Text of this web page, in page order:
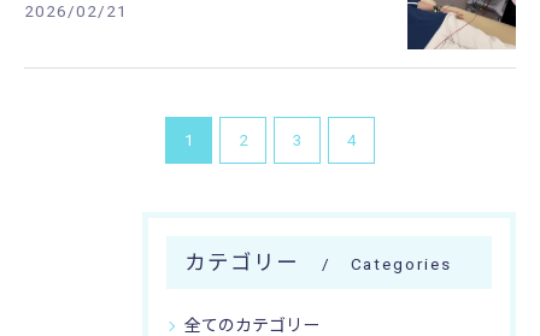
2026/02/21
1 2 3 4
カテゴリー Categories
全てのカテゴリー